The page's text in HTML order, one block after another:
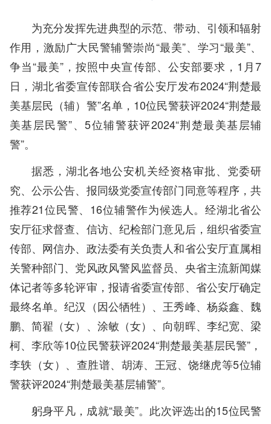
为充分发挥先进典型的示范、带动、引领和辐射
作用，激励广大民警辅警崇尚“最美”、学习“最美”、
争当“最美”，按照中央宣传部、公安部要求，1月7
日，湖北省委宣传部联合省公安厅发布2024“荆楚最
美基层民（辅）警”名单，10位民警获评2024“荆楚最
美基层民警”、5位辅警获评2024“荆楚最美基层辅
警”。
据悉，湖北各地公安机关经资格审批、党委研
究、公示公告、报同级党委宣传部门同意等程序，共
推荐21位民警、16位辅警作为候选人。经湖北省公
安厅征求督查、信访、纪检部门意见后，组织省委宣
传部、网信办、政法委有关负责人和省公安厅直属相
关警种部门、党风政风警风监督员、央省主流新闻媒
体记者等多轮评审，报请省委宣传部、省公安厅确定
最终名单。纪汉（因公牺牲）、王秀峰、杨焱鑫、魏
鹏、简翟（女）、涂敏（女）、向朝晖、李纪宽、梁
柯、李欣等10位民警获评2024“荆楚最美基层民警”，
李轶（女）、查胜谱、胡涛、王冠、饶继虎等5位辅
警获评2024“荆楚最美基层辅警”。
躬身平凡，成就“最美”。此次评选出的15位民警